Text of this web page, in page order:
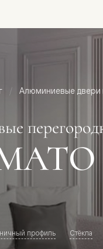
Алюминиевые двери
профиль Стёкла